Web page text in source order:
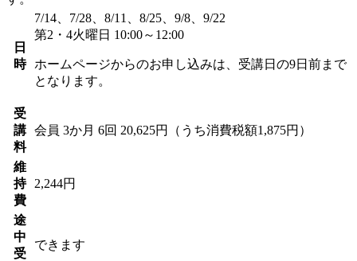
日
時
7/14、7/28、8/11、8/25、9/8、9/22
第2・4火曜日 10:00～12:00
ホームページからのお申し込みは、受講日の9日前まで
となります。
受
講
料
会員 3か月 6回 20,625円（うち消費税額1,875円）
維
持
費
2,244円
途
中
受
できます